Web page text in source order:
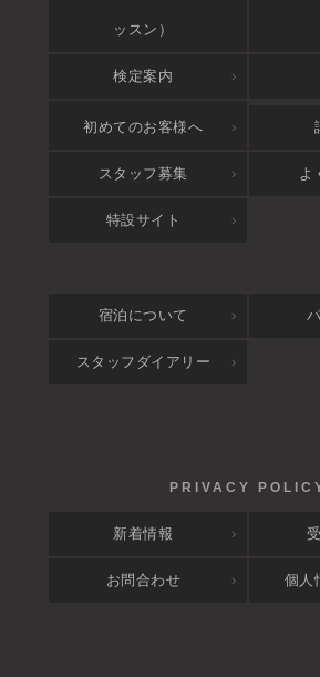
ッスン）
検定案内
アクセス
初めてのお客様へ
スタッフ募集 よ
特設サイト
宿泊について
スタッフダイアリー
新着情報
お問合わせ 個人